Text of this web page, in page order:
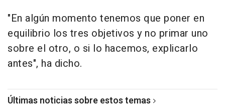
"En algún momento tenemos que poner en
equilibrio los tres objetivos y no primar uno
sobre el otro, o si lo hacemos, explicarlo
antes", ha dicho.
Últimas noticias sobre estos temas